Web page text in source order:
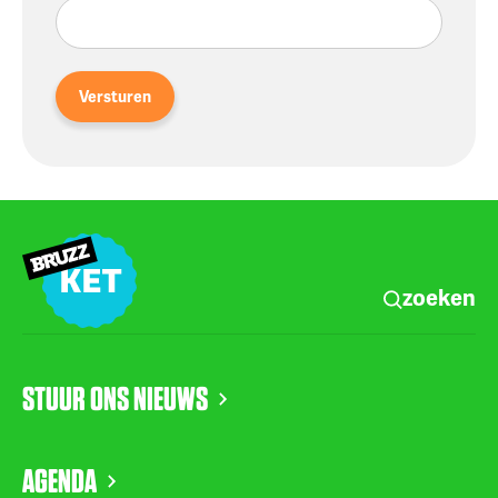
Versturen
zoeken
STUUR ONS NIEUWS
AGENDA